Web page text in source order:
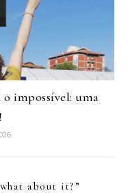
impossível: uma
about it? ”